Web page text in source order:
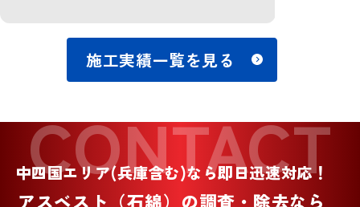
施工実績一覧を見る
CONTACT
中四国エリア(兵庫含む)なら即日迅速対応！
アスベスト（石綿）の調査・除去なら